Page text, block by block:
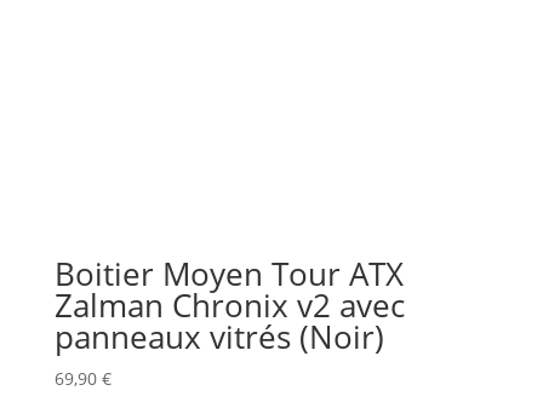
Boitier Moyen Tour ATX
Zalman Chronix v2 avec
panneaux vitrés (Noir)
69,90 €